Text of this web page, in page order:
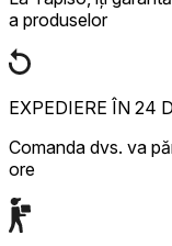
a produselor
EXPEDIERE ÎN 24
Comanda dvs. va
ore